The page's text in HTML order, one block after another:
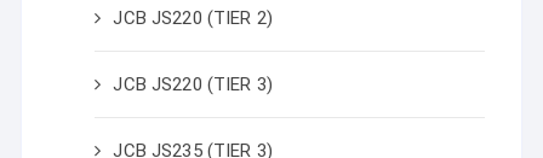
JCB JS220 (TIER 2)
JCB JS220 (TIER 3)
JCB JS235 (TIER 3)